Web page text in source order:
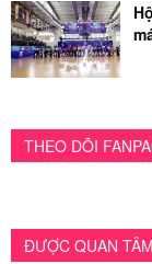
THEO DÕI
ĐƯỢC QUAN